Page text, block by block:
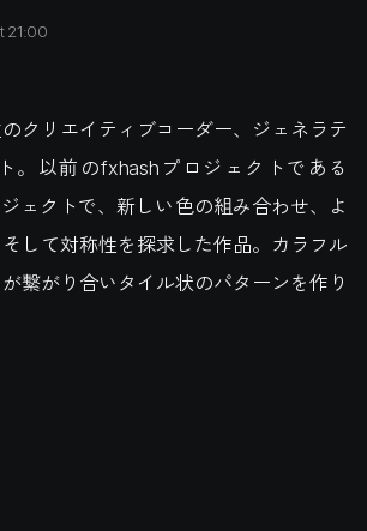
21:00
クリエイティブコーダー、ジェネラテ
。以前のfxhashプロジェクトである
ジェクトで、新しい色の組み合わせ、よ
して対称性を探求した作品。カラフル
繋がり合いタイル状のパターンを作り